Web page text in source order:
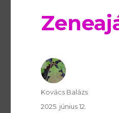
Szerző
Kovács Balázs
Publikálva
2025. június 12.